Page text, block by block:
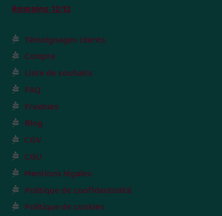
Romains 12:12
Témoignages clients
Compte
Liste de souhaits
FAQ
Freebies
Blog
CGV
CGU
Mentions légales
Politique de confidentialité
Politique de cookies